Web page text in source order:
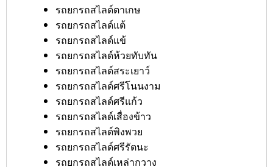
รถยกรถสไลด์ตาเกษ
รถยกรถสไลด์แต้
รถยกรถสไลด์แข้
รถยกรถสไลด์ห้วยทับทัน
รถยกรถสไลด์สระเยาว์
รถยกรถสไลด์ศรีโนนงาม
รถยกรถสไลด์ศรีแก้ว
รถยกรถสไลด์เสื่องข้าว
รถยกรถสไลด์พิงพวย
รถยกรถสไลด์ศรีรัตนะ
รถยกรถสไลด์เหล่ากวาง